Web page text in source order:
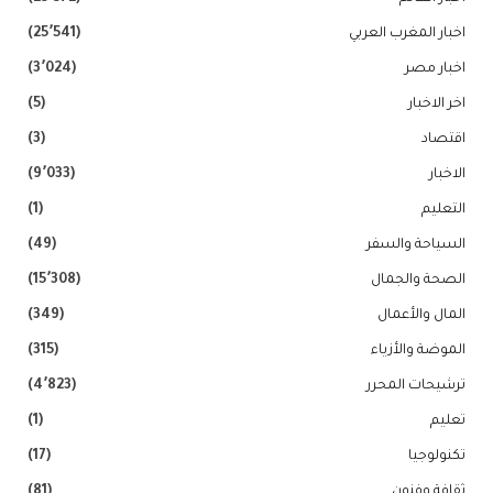
اخبار المغرب العربي (25٬541)
اخبار مصر (3٬024)
اخر الاخبار (5)
اقتصاد (3)
الاخبار (9٬033)
التعليم (1)
السياحة والسفر (49)
الصحة والجمال (15٬308)
المال والأعمال (349)
الموضة والأزياء (315)
ترشيحات المحرر (4٬823)
تعليم (1)
تكنولوجيا (17)